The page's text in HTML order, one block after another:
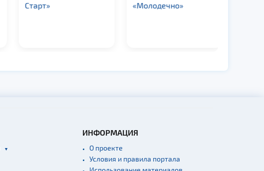
Старт»
«Молодечно»
ИНФОРМАЦИЯ
О проекте
Условия и правила портала